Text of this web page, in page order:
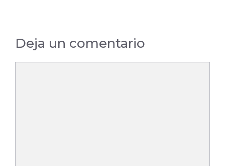
Deja un comentario